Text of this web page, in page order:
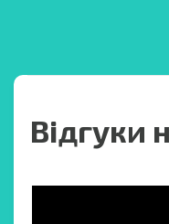
Відгуки